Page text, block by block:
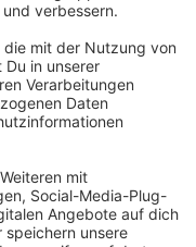
Durchbruch für
aktiv
bereits 2021
aber kaum